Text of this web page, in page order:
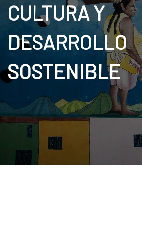
CULTURA Y
DESARROLLO
SOSTENIBLE